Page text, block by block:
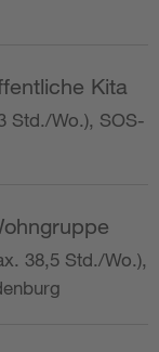
Kita
Std./Wo.), SOS-
38,5 Std./Wo.),